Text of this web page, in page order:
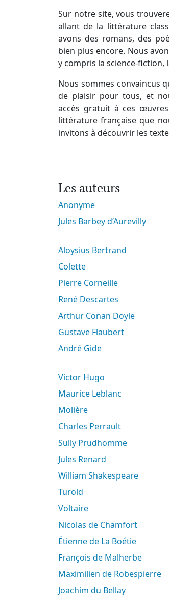
Sur notre site, vous
allant de la littérature
avons des romans, des
bien plus encore. Nous
y compris la science-fiction,
Nous sommes convaincus
de plaisir pour tous, et
accès gratuit à ces
littérature française que
invitons à découvrir les
Les auteurs
Anonyme
Jules Barbey d’Aurevilly
Aloysius Bertrand
Colette
Pierre Corneille
René Descartes
Arthur Conan Doyle
Gustave Flaubert
André Gide
Victor Hugo
Maurice Leblanc
Molière
Charles Perrault
Sully Prudhomme
Jules Renard
William Shakespeare
Turold
Voltaire
Nicolas de Chamfort
Étienne de La Boétie
François de Malherbe
Maximilien de Robespierre
Joachim du Bellay